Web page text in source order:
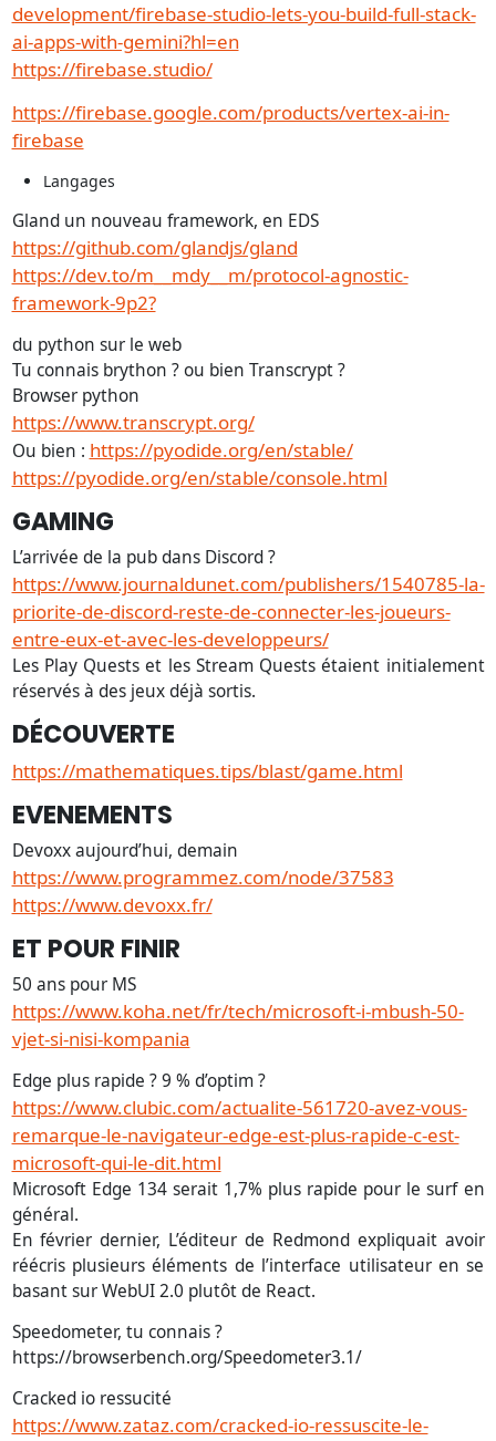
development/firebase-studio-lets-you-build-full-stack-
ai-apps-with-gemini?hl=en
https://firebase.studio/
https://firebase.google.com/products/vertex-ai-in-
firebase
Langages
Gland un nouveau framework, en EDS
https://github.com/glandjs/gland
https://dev.to/m__mdy__m/protocol-agnostic-
framework-9p2?
du python sur le web
Tu connais brython ? ou bien Transcrypt ?
Browser python
https://www.transcrypt.org/
Ou bien : https://pyodide.org/en/stable/
https://pyodide.org/en/stable/console.html
GAMING
L’arrivée de la pub dans Discord ?
https://www.journaldunet.com/publishers/1540785-la-
priorite-de-discord-reste-de-connecter-les-joueurs-
entre-eux-et-avec-les-developpeurs/
Les Play Quests et les Stream Quests étaient initialement
réservés à des jeux déjà sortis.
DÉCOUVERTE
https://mathematiques.tips/blast/game.html
EVENEMENTS
Devoxx aujourd’hui, demain
https://www.programmez.com/node/37583
https://www.devoxx.fr/
ET POUR FINIR
50 ans pour MS
https://www.koha.net/fr/tech/microsoft-i-mbush-50-
vjet-si-nisi-kompania
Edge plus rapide ? 9 % d’optim ?
https://www.clubic.com/actualite-561720-avez-vous-
remarque-le-navigateur-edge-est-plus-rapide-c-est-
microsoft-qui-le-dit.html
Microsoft Edge 134 serait 1,7% plus rapide pour le surf en
général.
En février dernier, L’éditeur de Redmond expliquait avoir
réécris plusieurs éléments de l’interface utilisateur en se
basant sur WebUI 2.0 plutôt de React.
Speedometer, tu connais ?
https://browserbench.org/Speedometer3.1/
Cracked io ressucité
https://www.zataz.com/cracked-io-ressuscite-le-